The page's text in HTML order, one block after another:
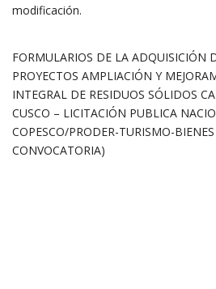
modificación.
FORMULARIOS DE LA ADQUISICIÓN
PROYECTOS AMPLIACIÓN Y
INTEGRAL DE RESIDUOS SÓLIDOS
CUSCO – LICITACIÓN PUBLICA
COPESCO/PRODER-TURISMO-
CONVOCATORIA)